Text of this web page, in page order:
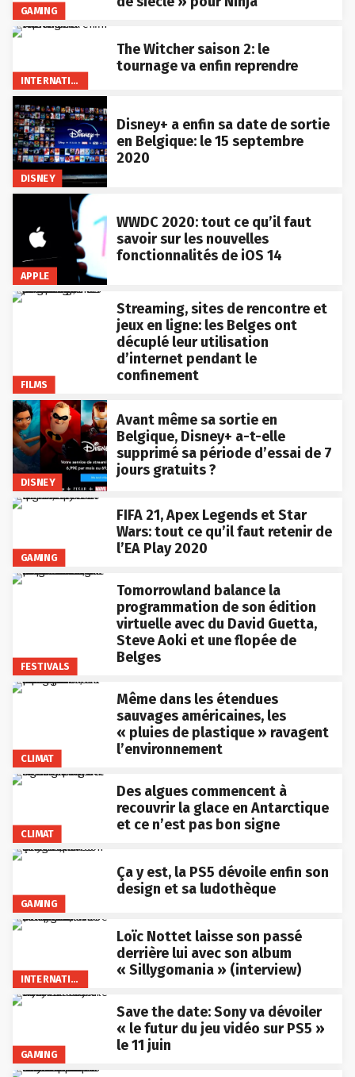
GAMING
INTERNATIONAL
The Witcher saison 2: le
tournage va enfin reprendre
DISNEY
Disney+ a enfin sa date de sortie
en Belgique: le 15 septembre
2020
APPLE
WWDC 2020: tout ce qu’il faut
savoir sur les nouvelles
fonctionnalités de iOS 14
FILMS
Streaming, sites de rencontre et
jeux en ligne: les Belges ont
décuplé leur utilisation
d’internet pendant le
confinement
DISNEY
Avant même sa sortie en
Belgique, Disney+ a-t-elle
supprimé sa période d’essai de 7
jours gratuits ?
GAMING
FIFA 21, Apex Legends et Star
Wars: tout ce qu’il faut retenir de
l’EA Play 2020
FESTIVALS
Tomorrowland balance la
programmation de son édition
virtuelle avec du David Guetta,
Steve Aoki et une flopée de
Belges
CLIMAT
Même dans les étendues
sauvages américaines, les
« pluies de plastique » ravagent
l’environnement
CLIMAT
Des algues commencent à
recouvrir la glace en Antarctique
et ce n’est pas bon signe
GAMING
Ça y est, la PS5 dévoile enfin son
design et sa ludothèque
INTERNATIONAL
Loïc Nottet laisse son passé
derrière lui avec son album
« Sillygomania » (interview)
GAMING
Save the date: Sony va dévoiler
« le futur du jeu vidéo sur PS5 »
le 11 juin